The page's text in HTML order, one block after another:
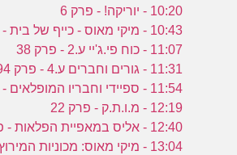
10:20 - יוריקה! - פרק 6
10:43 - מיקי מאוס - כייף של בית - פרק 8
11:07 - כוח פי.ג'יי ע.2 - פרק 38
11:31 - גורים וחברים ע.4 - פרק 94
11:54 - ספיידי וחבריו המופלאים - פרק 4
12:19 - מ.ו.ת.ק - פרק 22
12:40 - אליס במאפיית הפלאות - פרק 11
13:04 - מיקי מאוס: מכוניות המירוץ - פרק 18